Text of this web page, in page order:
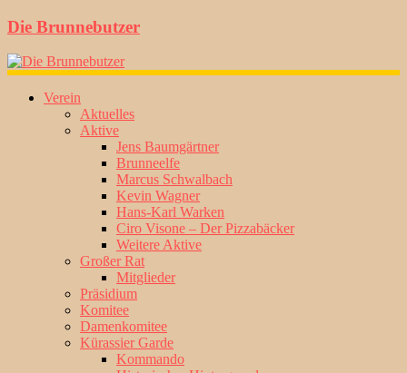
Die Brunnebutzer
Verein
Aktuelles
Aktive
Jens Baumgärtner
Brunneelfe
Marcus Schwalbach
Kevin Wagner
Hans-Karl Warken
Ciro Visone – Der Pizzabäcker
Weitere Aktive
Großer Rat
Mitglieder
Präsidium
Komitee
Damenkomitee
Kürassier Garde
Kommando